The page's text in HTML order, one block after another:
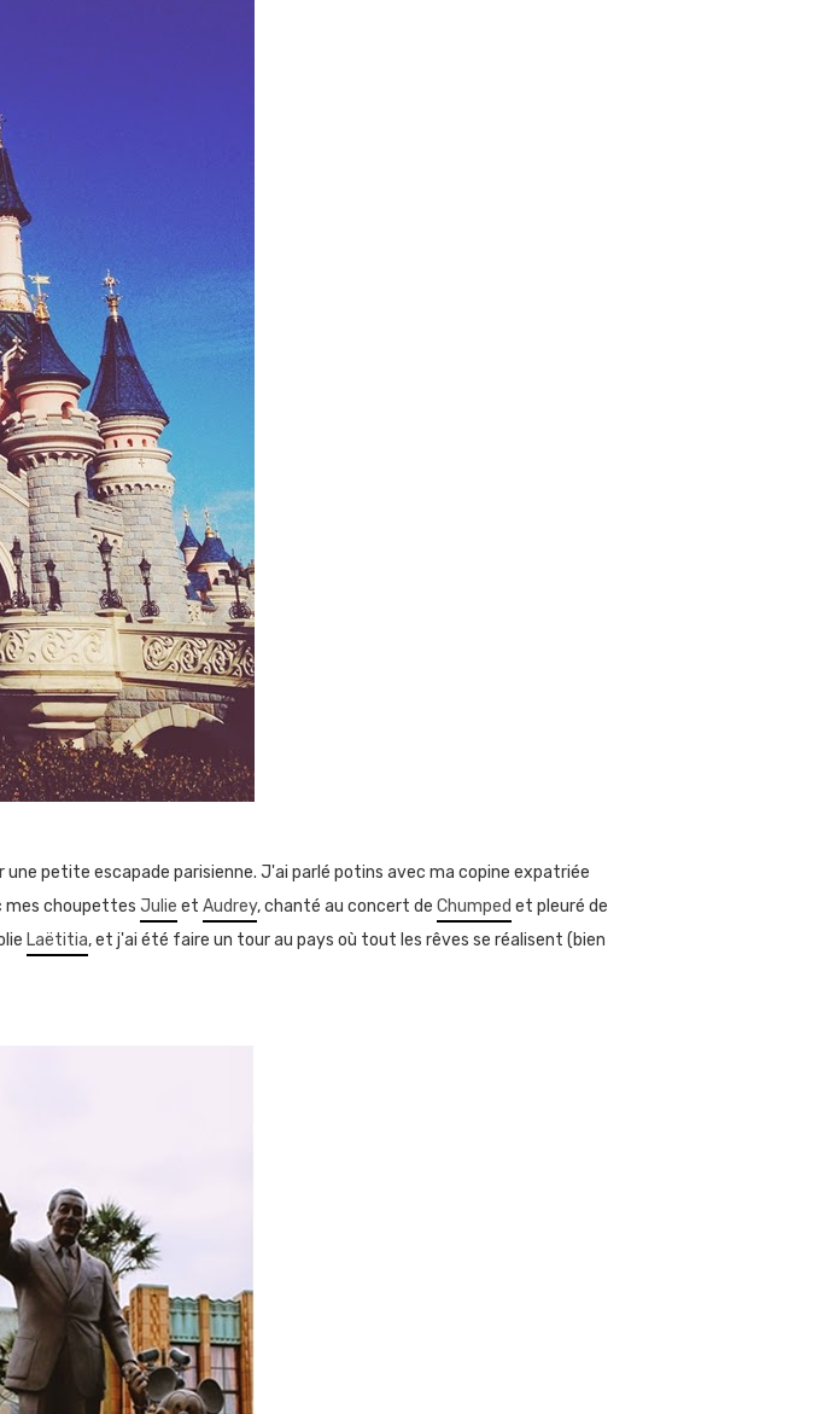
petite escapade parisienne. J'ai parlé potins avec ma copine expatriée
mes choupettes Julie et Audrey, chanté au concert de Chumped et pleuré de
Laëtitia, et j'ai été faire un tour au pays où tout les rêves se réalisent (bien